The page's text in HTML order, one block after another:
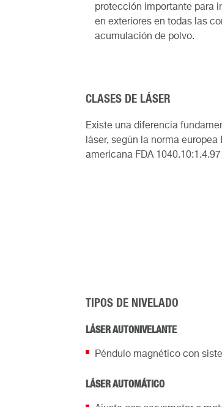
protección importante para
en exteriores en todas las
acumulación de polvo.
CLASES DE LÁSER
Existe una diferencia
láser, según la norma
americana FDA 1040.10:1.4.97
TIPOS DE NIVELADO
LÁSER AUTONIVELANTE
Péndulo magnético con
LÁSER AUTOMÁTICO